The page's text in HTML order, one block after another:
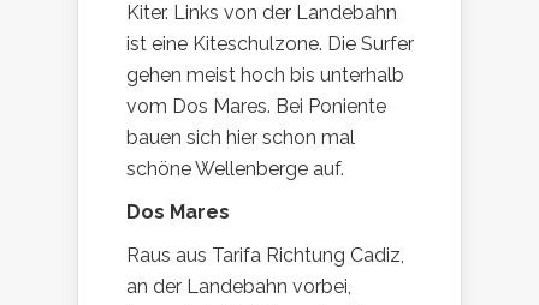
Kiter. Links von der Landebahn
ist eine Kiteschulzone. Die Surfer
gehen meist hoch bis unterhalb
vom Dos Mares. Bei Poniente
bauen sich hier schon mal
schöne Wellenberge auf.
Dos Mares
Raus aus Tarifa Richtung Cadiz,
an der Landebahn vorbei,